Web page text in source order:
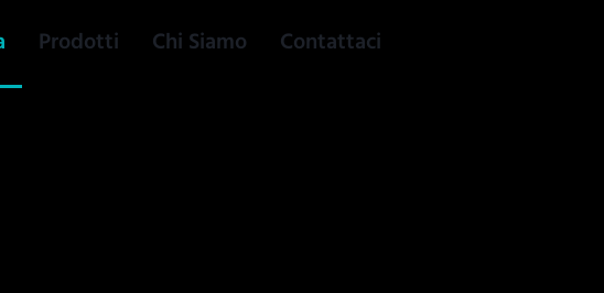
Prodotti Chi Siamo Contattaci